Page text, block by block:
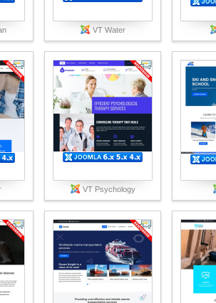
VT Water
VT Psychology